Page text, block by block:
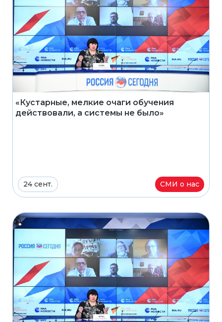
«Кустарные, мелкие очаги обучения
действовали, а системы не было»
24 сент. СМИ о нас